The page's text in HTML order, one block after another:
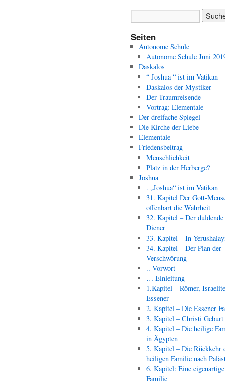
Seiten
Autonome Schule
Autonome Schule Juni
Daskalos
“ Joshua “ ist im Vatikan
Daskalos der Mystiker
Der Traumreisende
Vortrag: Elementale
Der dreifache Spiegel
Die Kirche der Liebe
Elementale
Friedensbeitrag
Menschlichkeit
Platz in der Herberge?
Joshua
. „Joshua“ ist im Vatikan
31. Kapitel Der Gott-
offenbart die Wahrheit
32. Kapitel – Der duldende
Diener
33. Kapitel – In
34. Kapitel – Der Plan der
Verschwörung
.. Vorwort
… Einleitung
1.Kapitel – Römer,
Essener
2. Kapitel – Die Essener
3. Kapitel – Christi Geburt
4. Kapitel – Die heilige
in Ägypten
5. Kapitel – Die Rückkehr
heiligen Familie nach
6. Kapitel: Eine eigenartige
Familie